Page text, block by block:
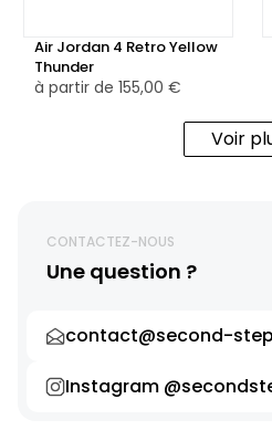
Air Jordan 4 Retro Yellow
Thunder
à partir de 155,00 €
Voir
CONTACTEZ-NOUS
Une question ?
contact@second-
Instagram